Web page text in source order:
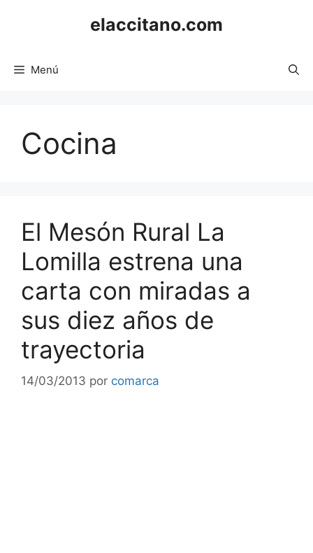
elaccitano.com
Menú
Cocina
El Mesón Rural La
Lomilla estrena una
carta con miradas a
sus diez años de
trayectoria
14/03/2013 por comarca